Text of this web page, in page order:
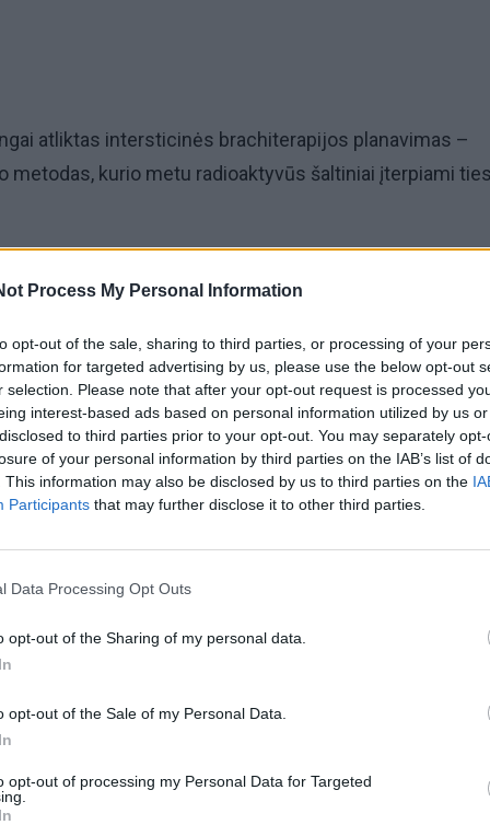
Process My Personal Information
opt-out of the sale, sharing to third parties, or processing of your
for targeted advertising by us, please use the below opt-out
selection. Please note that after your opt-out request is processed
interest-based ads based on personal information utilized by us
to third parties prior to your opt-out. You may separately
of your personal information by third parties on the IAB’s list of
This information may also be disclosed by us to third parties on the
Participants that may further disclose it to other third parties.
Data Processing Opt Outs
opt-out of the Sharing of my personal data.
opt-out of the Sale of my Personal Data.
opt-out of processing my Personal Data for Targeted
atliktas intersticinės brachiterapijos planavimas –
metodas, kurio metu radioaktyvūs šaltiniai įterpiami
kiekvienai pacientei.
centro laikinosios vadovės Rasos Dagienės, MRT
yra auksinis standartas gydant lokaliai išplitusį
diegiant modernias technologijas ir gerinant